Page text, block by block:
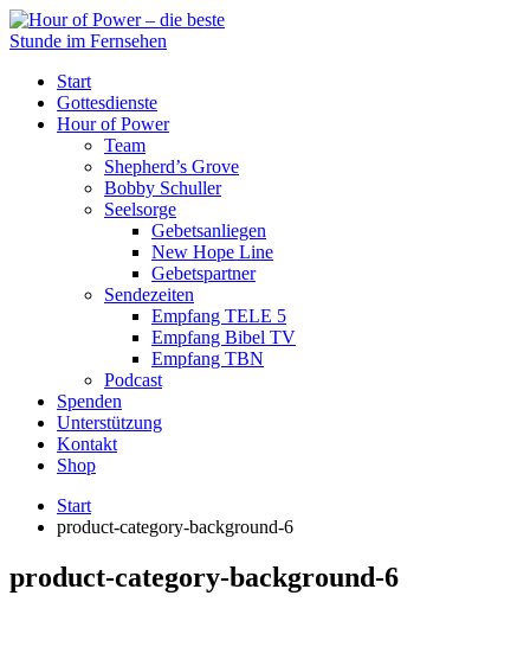
Start
Gottesdienste
Hour of Power
Team
Shepherd’s Grove
Bobby Schuller
Seelsorge
Gebetsanliegen
New Hope Line
Gebetspartner
Sendezeiten
Empfang TELE 5
Empfang Bibel TV
Empfang TBN
Podcast
Spenden
Unterstützung
Kontakt
Shop
Start
product-category-background-6
product-category-background-6